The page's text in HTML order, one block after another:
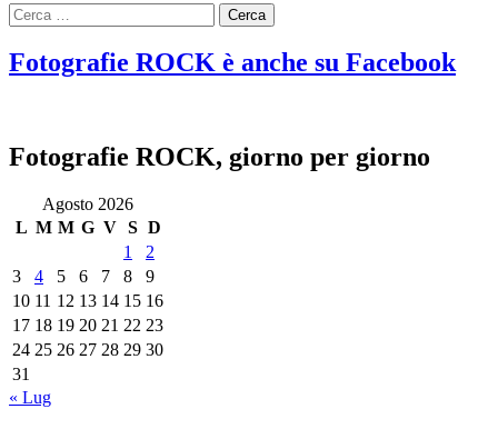
Ricerca
per:
Fotografie ROCK è anche su Facebook
Fotografie ROCK, giorno per giorno
Agosto 2026
L M M G V S D
1
2
3
4 5 6 7 8
9
10 11 12 13 14 15 16
17 18 19 20 21 22 23
24 25 26 27 28 29 30
31
« Lug